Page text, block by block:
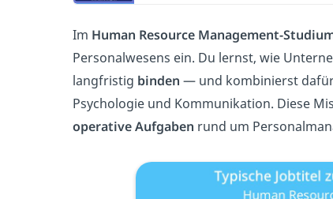
Im Human Resource Management-
Personalwesens ein. Du lernst, wie
langfristig binden — und kombinierst dafür
Psychologie und Kommunikation. Diese
operative Aufgaben rund um